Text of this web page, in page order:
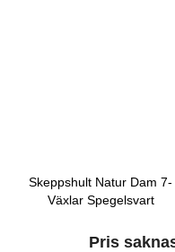
Skeppshult Natur Dam 7-
Växlar Spegelsvart
Pris